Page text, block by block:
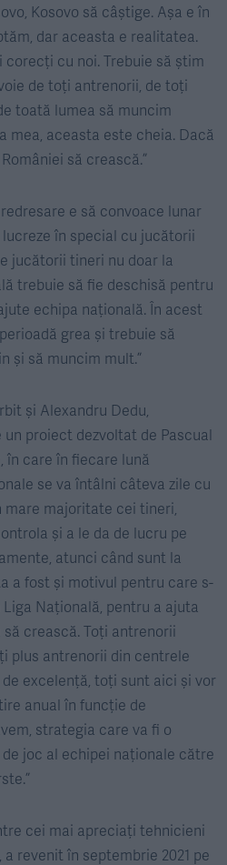
Kosovo să câștige. Așa e în
dar aceasta e realitatea.
cu noi. Trebuie să știm
de toți antrenorii, de toți
toată lumea să muncim
mea, aceasta este cheia. Dacă
să crească.”
e să convoace lunar
în special cu jucătorii
jucătorii tineri nu doar la
trebuie să fie deschisă pentru
echipa națională. În acest
grea și trebuie să
și să muncim mult.”
și Alexandru Dedu,
un proiect dezvoltat de Pascual
în care în fiecare lună
se va întâlni câteva zile cu
majoritate cei tineri,
și a le da de lucru pe
atunci când sunt la
a fost și motivul pentru care s-
Națională, pentru a ajuta
crească. Toți antrenorii
plus antrenorii din centrele
excelență, toți sunt aici și vor
anual în funcție de
strategia care va fi o
joc al echipei naționale către
cei mai apreciați tehnicieni
revenit în septembrie 2021 pe